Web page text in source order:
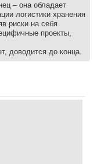
– она обладает
логистики хранения
риски на себя
проекты,
доводится до конца.